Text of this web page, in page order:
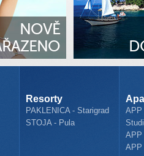
NOVĚ
Resorty
PAKLENICA - Starigrad
STOJA - Pula
APP
APP
APP